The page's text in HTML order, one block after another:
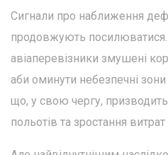
Сигнали про наближення
продовжують
авіаперевізники змушені
аби оминути небезпечні
що, у свою чергу,
польотів та зростання